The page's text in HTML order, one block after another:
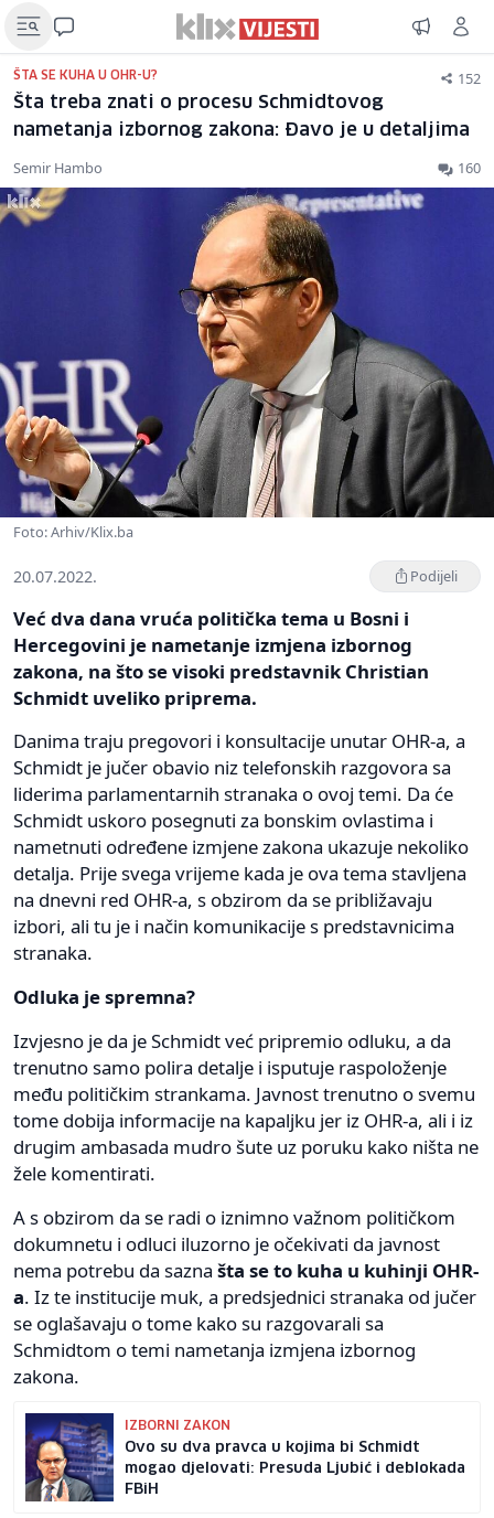
ŠTA SE KUHA U OHR-U? 152
Šta treba znati o procesu Schmidtovog
nametanja izbornog zakona: Đavo je u detaljima
Semir Hambo 160
Foto: Arhiv/Klix.ba
20.07.2022. Podijeli
Već dva dana vruća politička tema u Bosni i
Hercegovini je nametanje izmjena izbornog
zakona, na što se visoki predstavnik Christian
Schmidt uveliko priprema.
Danima traju pregovori i konsultacije unutar OHR-a, a
Schmidt je jučer obavio niz telefonskih razgovora sa
liderima parlamentarnih stranaka o ovoj temi. Da će
Schmidt uskoro posegnuti za bonskim ovlastima i
nametnuti određene izmjene zakona ukazuje nekoliko
detalja. Prije svega vrijeme kada je ova tema stavljena
na dnevni red OHR-a, s obzirom da se približavaju
izbori, ali tu je i način komunikacije s predstavnicima
stranaka.
Odluka je spremna?
Izvjesno je da je Schmidt već pripremio odluku, a da
trenutno samo polira detalje i isputuje raspoloženje
među političkim strankama. Javnost trenutno o svemu
tome dobija informacije na kapaljku jer iz OHR-a, ali i iz
drugim ambasada mudro šute uz poruku kako ništa ne
žele komentirati.
A s obzirom da se radi o iznimno važnom političkom
dokumnetu i odluci iluzorno je očekivati da javnost
nema potrebu da sazna šta se to kuha u kuhinji OHR-
a. Iz te institucije muk, a predsjednici stranaka od jučer
se oglašavaju o tome kako su razgovarali sa
Schmidtom o temi nametanja izmjena izbornog
zakona.
IZBORNI ZAKON
Ovo su dva pravca u kojima bi Schmidt
mogao djelovati: Presuda Ljubić i deblokada
FBiH